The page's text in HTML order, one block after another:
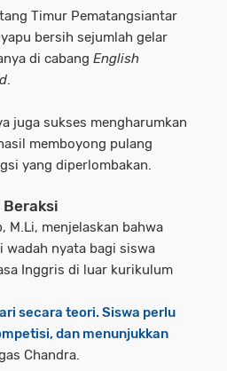
Timur Pematangsiantar
bersih sejumlah gelar
di cabang English
juga sukses mengharumkan
memboyong pulang
yang diperlombakan.
Beraksi
M.Li, menjelaskan bahwa
wadah nyata bagi siswa
Inggris di luar kurikulum
secara teori. Siswa perlu
dan menunjukkan
Chandra.